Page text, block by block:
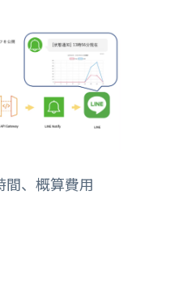
間、概算費用